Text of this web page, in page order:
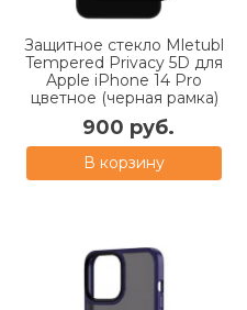
Защитное стекло Mletubl
Tempered Privacy 5D для
Apple iPhone 14 Pro
цветное (черная рамка)
900 руб.
В корзину